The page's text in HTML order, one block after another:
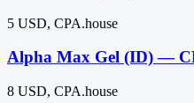
5 USD, CPA.house
Alpha Max Gel (ID) —
8 USD, CPA.house